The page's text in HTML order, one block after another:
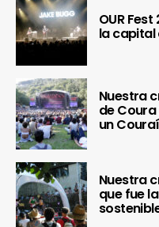
OUR
la capital
Nuestra
de
un
Nuestra
que fue